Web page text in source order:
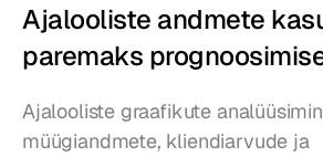
Ajalooliste andmete
paremaks
Ajalooliste graafikute
müügiandmete, kliendiarvude ja